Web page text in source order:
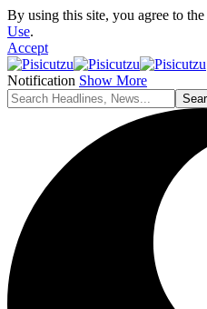
By using this site, you agree to the
Use.
Accept
Notification Show More